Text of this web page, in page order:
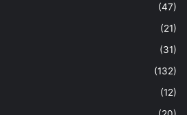
(47)
(21)
(31)
(132)
(12)